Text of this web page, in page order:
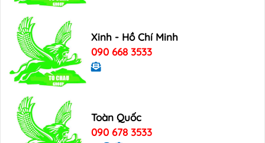
Xinh - Hồ Chí Minh
090 668 3533
Toàn Quốc
090 678 3533